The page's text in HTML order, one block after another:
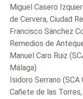
Miguel Casero
de Cervera, Ciudad
Francisco Sánchez
Remedios de
Manuel Caro Ruiz
Málaga)
Isidoro Serrano (SCA
Cañete de las